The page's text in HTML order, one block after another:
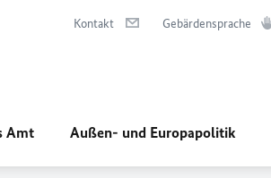
Kontakt Gebärdensprache
Amt Außen- und Europapolitik